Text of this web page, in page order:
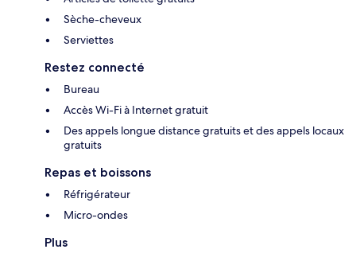
Sèche-cheveux
Serviettes
Restez connecté
Bureau
Accès Wi-Fi à Internet gratuit
Des appels longue distance gratuits et des appels locaux
gratuits
Repas et boissons
Réfrigérateur
Micro-ondes
Plus